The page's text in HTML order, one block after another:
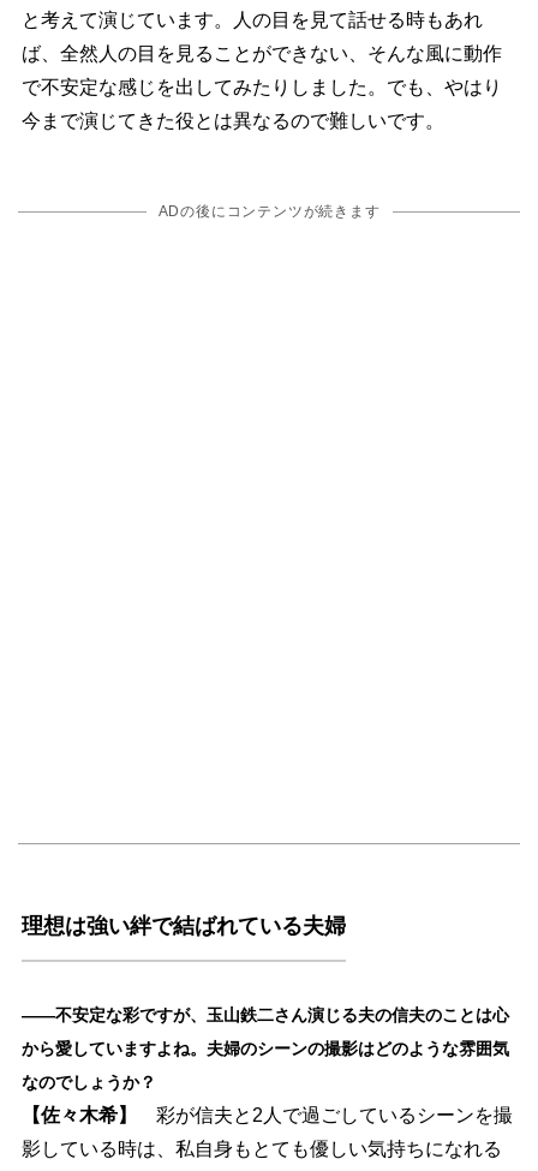
と考えて演じています。人の目を見て話せる時もあれ
ば、全然人の目を見ることができない、そんな風に動作
で不安定な感じを出してみたりしました。でも、やはり
今まで演じてきた役とは異なるので難しいです。
ADの後にコンテンツが続きます
理想は強い絆で結ばれている夫婦
――不安定な彩ですが、玉山鉄二さん演じる夫の信夫のことは心
から愛していますよね。夫婦のシーンの撮影はどのような雰囲気
なのでしょうか？
【佐々木希】 彩が信夫と2人で過ごしているシーンを撮
影している時は、私自身もとても優しい気持ちになれる